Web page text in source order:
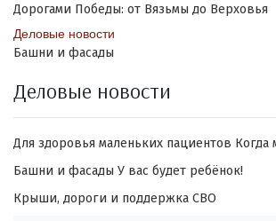
Дорогами Победы: от Вязьмы до Верховья
Деловые новости
Башни и фасады
Деловые новости
Для здоровья маленьких пациентов Когда
Башни и фасады У вас будет ребёнок!
Крыши, дороги и поддержка СВО